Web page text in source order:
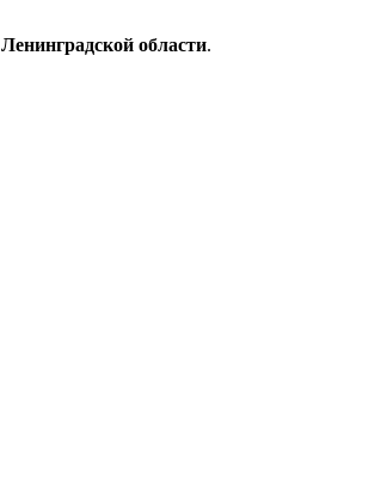
Ленинградской области.